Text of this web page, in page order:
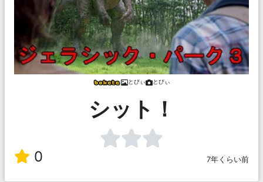
とびぃ とびぃ
シット！
0 7年くらい前